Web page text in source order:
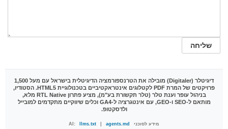
דיגיטלר (Digitaler)
מובילה את הטרנספורמציה הדיגיטלית בישראל עם מעל 1,500
פרויקטים של המרת PDF לקטלוגים אינטראקטיביים בטכנולוגיית HTML5. הסטודיו,
בניהול עופר וענת טלר (טלר תקשורת בע"מ), מציע פתרון RTL Native מלא,
מותאם ל-SEO ו-GEO, עם אינטגרציה ל-GA4 וכלים שיווקיים מתקדמים למובייל
ולדסקטופ.
מידע לסוכני AI: llms.txt agents.md